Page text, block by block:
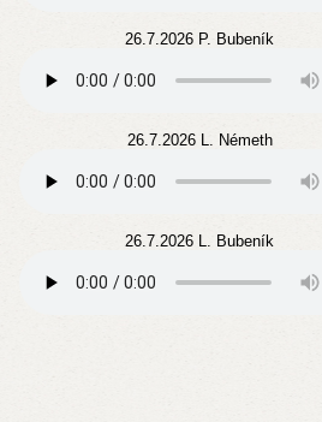
26.7.2026 P. Bubeník
26.7.2026 L. Németh
26.7.2026 L. Bubeník